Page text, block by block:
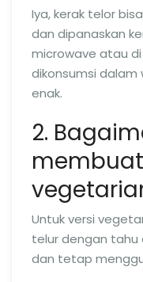
Iya, kerak telor
dan dipanaskan
microwave atau
dikonsumsi
enak.
2.
Untuk versi
telur dengan tahu
dan tetap